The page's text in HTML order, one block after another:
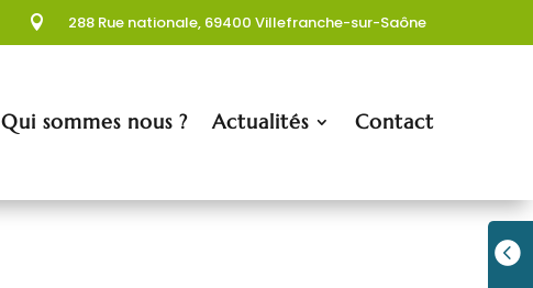
 288 Rue nationale, 69400 Villefranche-sur-Saône
Qui sommes nous ? Actualités Contact
